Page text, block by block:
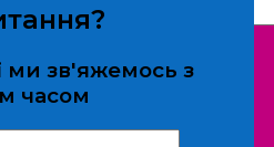
третім особам
ми зв'яжемось з
часом